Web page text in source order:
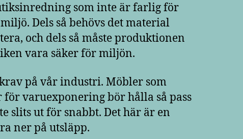
som inte är farlig för
Dels så behövs det material
och dels så måste produktionen
vara säker för miljön.
på vår industri. Möbler som
varuexponering bör hålla så pass
slits ut för snabbt. Det här är en
ner på utsläpp.